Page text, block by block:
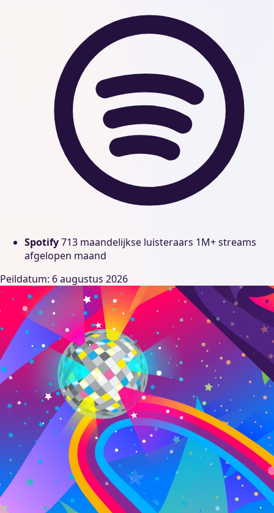
Spotify713 maandelijkse luisteraars 1M+ streams
afgelopen maand
Peildatum: 6 augustus 2026